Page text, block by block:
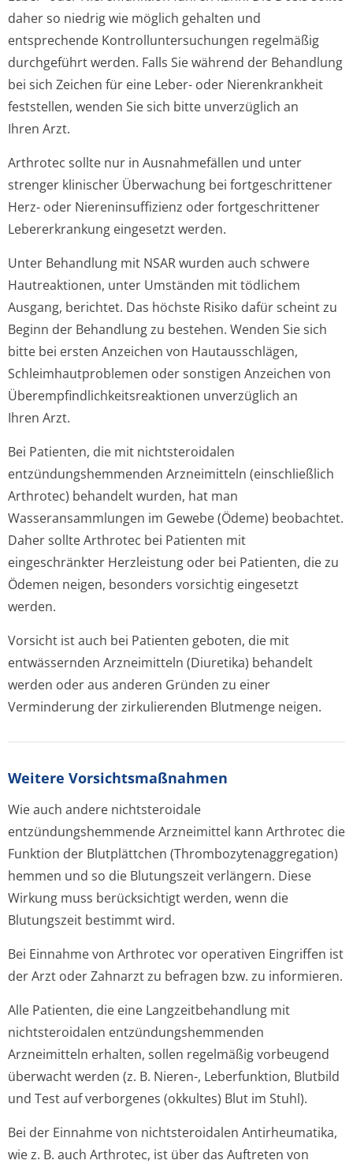
daher so niedrig wie möglich gehalten und
entsprechende Kontrollunter­suchungen regelmäßig
durchgeführt werden. Falls Sie während der Behandlung
bei sich Zeichen für eine Leber- oder Nierenkrankheit
feststellen, wenden Sie sich bitte unverzüglich an
Ihren Arzt.
Arthrotec sollte nur in Ausnahmefällen und unter
strenger klinischer Überwachung bei fortgeschrittener
Herz- oder Niereninsuffizienz oder fortgeschrittener
Lebererkrankung eingesetzt werden.
Unter Behandlung mit NSAR wurden auch schwere
Hautreaktionen, unter Umständen mit tödlichem
Ausgang, berichtet. Das höchste Risiko dafür scheint zu
Beginn der Behandlung zu bestehen. Wenden Sie sich
bitte bei ersten Anzeichen von Hautausschlägen,
Schleimhautpro­blemen oder sonstigen Anzeichen von
Überempfindlichke­itsreaktionen unverzüglich an
Ihren Arzt.
Bei Patienten, die mit nichtsteroidalen
entzündungshem­menden Arzneimitteln (einschließlich
Arthrotec) behandelt wurden, hat man
Wasseransammlungen im Gewebe (Ödeme) beobachtet.
Daher sollte Arthrotec bei Patienten mit
eingeschränkter Herzleistung oder bei Patienten, die zu
Ödemen neigen, besonders vorsichtig eingesetzt
werden.
Vorsicht ist auch bei Patienten geboten, die mit
entwässernden Arzneimitteln (Diuretika) behandelt
werden oder aus anderen Gründen zu einer
Verminderung der zirkulierenden Blutmenge neigen.
Weitere Vorsichtsmaßnahmen
Wie auch andere nichtsteroidale
entzündungshemmende Arzneimittel kann Arthrotec die
Funktion der Blutplättchen (Thrombozytenag­gregation)
hemmen und so die Blutungszeit verlängern. Diese
Wirkung muss berücksichtigt werden, wenn die
Blutungszeit bestimmt wird.
Bei Einnahme von Arthrotec vor operativen Eingriffen ist
der Arzt oder Zahnarzt zu befragen bzw. zu informieren.
Alle Patienten, die eine Langzeitbehandlung mit
nichtsteroidalen entzündungshem­menden
Arzneimitteln erhalten, sollen regelmäßig vorbeugend
überwacht werden (z. B. Nieren-, Leberfunktion, Blutbild
und Test auf verborgenes (okkultes) Blut im Stuhl).
Bei der Einnahme von nichtsteroidalen Antirheumatika,
wie z. B. auch Arthrotec, ist über das Auftreten von